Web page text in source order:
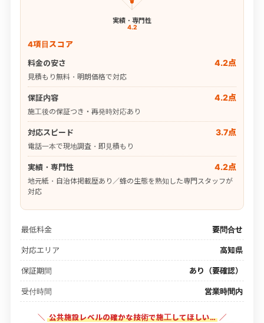
実績・専門性
4.2
4項目スコア
料金の安さ
4.2点
見積もり無料・明朗価格で対応
保証内容 4.2点
施工後の保証つき・再発時対応あり
対応スピード 3.7点
電話一本で現地調査・即見積もり
実績・専門性 4.2点
地元紙・自治体掲載歴あり／蜂の生態を熟知した専門スタッフが
対応
最低料金 要問合せ
対応エリア 高知県
保証期間 あり（要確認）
受付時間 営業時間内
＼ 公共施設レベルの確かな技術で施工してほしい… ／